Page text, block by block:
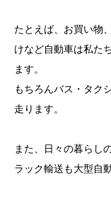
たとえば、お買い物
けなど自動車は私た
ます。
もちろんバス・タク
走ります。
また、日々の暮らし
ラック輸送も大型自